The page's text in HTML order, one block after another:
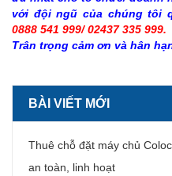
với đội ngũ của chúng tôi
0888 541 999/ 02437 335 999.
Trân trọng cảm ơn và hân
BÀI VIẾT MỚI
Thuê chỗ đặt máy chủ
an toàn, linh hoạt